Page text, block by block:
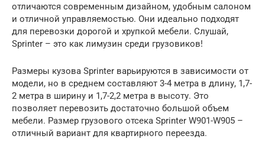
отличаются современным дизайном, удобным салоном
и отличной управляемостью. Они идеально подходят
для перевозки дорогой и хрупкой мебели. Слушай,
Sprinter – это как лимузин среди грузовиков!
Размеры кузова Sprinter варьируются в зависимости от
модели, но в среднем составляют 3-4 метра в длину, 1,7-
2 метра в ширину и 1,7-2,2 метра в высоту. Это
позволяет перевозить достаточно большой объем
мебели. Размер грузового отсека Sprinter W901-W905 –
отличный вариант для квартирного переезда.